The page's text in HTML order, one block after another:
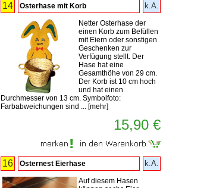
14 Osterhase mit Korb k.A.
Netter Osterhase der
einen Korb zum Befüllen
mit Eiern oder sonstigen
Geschenken zur
Verfügung stellt. Der
Hase hat eine
Gesamthöhe von 29 cm.
Der Korb ist 10 cm hoch
und hat einen
Durchmesser von 13 cm. Symbolfoto:
Farbabweichungen sind ... [mehr]
15,90 €
16 Osternest Eierhase k.A.
Auf diesem Hasen